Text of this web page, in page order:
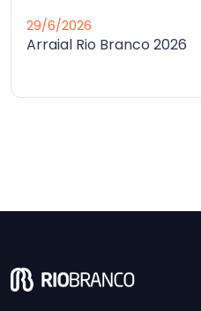
29/6/2026
Arraial Rio Branco 2026